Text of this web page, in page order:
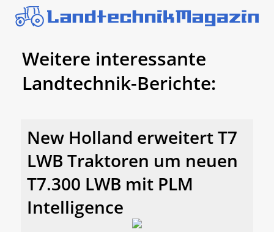
Weitere interessante
Landtechnik-Berichte:
New Holland erweitert T7
LWB Traktoren um neuen
T7.300 LWB mit PLM
Intelligence